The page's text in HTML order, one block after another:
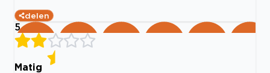
delen
5
Matig